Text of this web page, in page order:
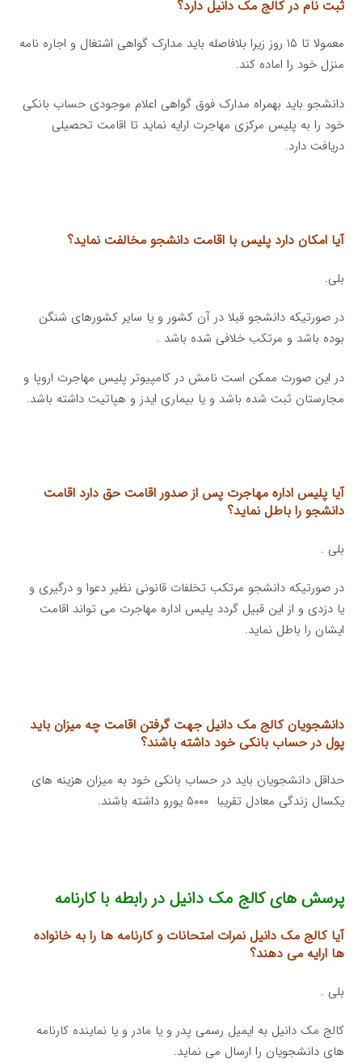
ثبت نام در کالج مک دانیل دارد؟
معمولا تا ۱۵ روز زیرا بلافاصله باید مدارک گواهی اشتغال و اجاره نامه
منزل خود را اماده کند.
دانشجو باید بهمراه مدارک فوق گواهی اعلام موجودی حساب بانکی
خود را به پلیس مرکزی مهاجرت ارایه نماید تا اقامت تحصیلی
دریافت دارد.
آیا امکان دارد پلیس با اقامت دانشجو مخالفت نماید؟
بلی.
در صورتیکه دانشجو قبلا در آن کشور و یا سایر کشورهای شنگن
بوده باشد و مرتکب خلافی شده باشد .
در این صورت ممکن است نامش در کامپیوتر پلیس مهاجرت اروپا و
مجارستان ثبت شده باشد و یا بیماری ایدز و هپاتیت داشته باشد.
آیا پلیس اداره مهاجرت پس از صدور اقامت حق دارد اقامت
دانشجو را باطل نماید؟
بلی .
در صورتیکه دانشجو مرتکب تخلفات قانونی نظیر دعوا و درگیری و
یا دزدی و از این قبیل گردد پلیس اداره مهاجرت می تواند اقامت
ایشان را باطل نماید.
دانشجویان کالج مک دانیل جهت گرفتن اقامت چه میزان باید
پول در حساب بانکی خود داشته باشند؟
حداقل دانشجویان باید در حساب بانکی خود به میزان هزینه های
یکسال زندگی معادل تقریبا ۵۰۰۰ یورو داشته باشند.
پرسش های کالج مک دانیل در رابطه با کارنامه
آیا کالج مک دانیل نمرات امتحانات و کارنامه ها را به خانواده
ها ارایه می دهند؟
بلی .
کالج مک دانیل به ایمیل رسمی پدر و یا مادر و یا نماینده کارنامه
های دانشجویان را ارسال می نماید.